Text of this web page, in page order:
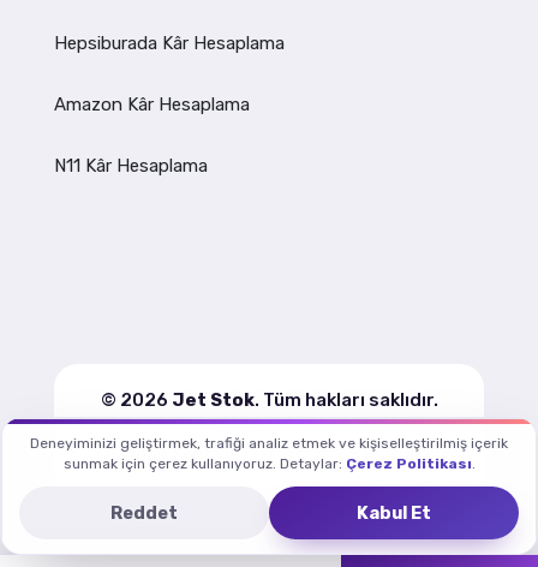
Hepsiburada Kâr Hesaplama
Amazon Kâr Hesaplama
N11 Kâr Hesaplama
© 2026 Jet Stok. Tüm hakları saklıdır.
Kullanım Koşulları GizlilikÇerez Politikası
Deneyiminizi geliştirmek, trafiği analiz etmek ve kişiselleştirilmiş içerik
sunmak için çerez kullanıyoruz. Detaylar: Çerez Politikası
Reddet Kabul Et